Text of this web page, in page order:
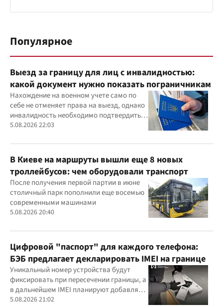
Популярное
Выезд за границу для лиц с инвалидностью:
какой документ нужно показать пограничникам
Нахождение на военном учете само по
себе не отменяет права на выезд, однако
инвалидность необходимо подтвердить
документально
5.08.2026 22:03
В Киеве на маршруты вышли еще 8 новых
троллейбусов: чем оборудовали транспорт
После получения первой партии в июне
столичный парк пополнили еще восемью
современными машинами
5.08.2026 20:40
Цифровой "паспорт" для каждого телефона:
БЭБ предлагает декларировать IMEI на границе
Уникальный номер устройства будут
фиксировать при пересечении границы, а
в дальнейшем IMEI планируют добавлять
и в фискальные чеки
5.08.2026 21:02